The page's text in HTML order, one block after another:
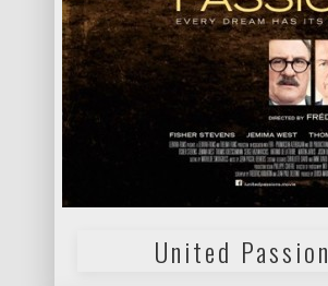
United Passion